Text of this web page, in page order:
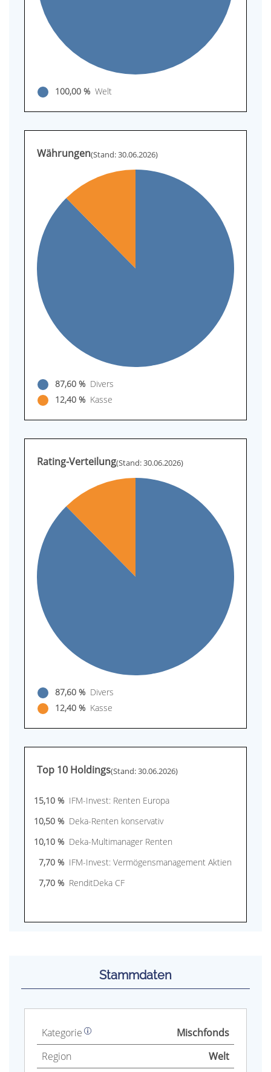
100,00 % Welt
Währungen(Stand: 30.06.2026)
87,60 % Divers
12,40 % Kasse
Rating-Verteilung(Stand: 30.06.2026)
87,60 % Divers
12,40 % Kasse
Top 10 Holdings(Stand: 30.06.2026)
15,10 % IFM-Invest: Renten Europa
10,50 % Deka-Renten konservativ
10,10 % Deka-Multimanager Renten
7,70 % IFM-Invest: Vermögensmanagement Aktien
7,70 % RenditDeka CF
Stammdaten
Kategorie
Mischfonds
Region
Welt